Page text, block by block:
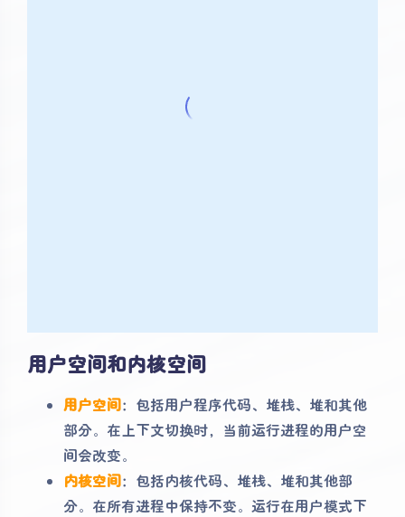
用户空间和内核空间
用户空间：包括用户程序代码、堆栈、堆和其他
部分。在上下文切换时，当前运行进程的用户空
间会改变。
内核空间：包括内核代码、堆栈、堆和其他部
分。在所有进程中保持不变。运行在用户模式下